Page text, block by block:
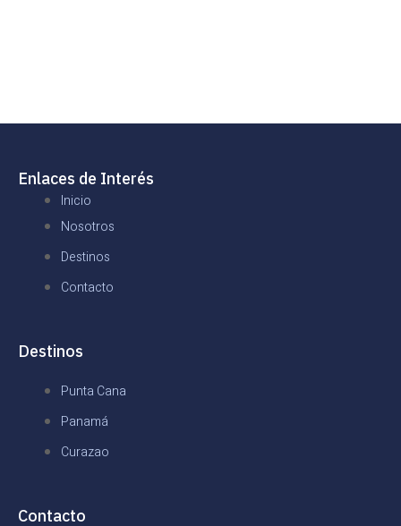
Enlaces de Interés
Inicio
Nosotros
Destinos
Contacto
Destinos
Punta Cana
Panamá
Curazao
Contacto